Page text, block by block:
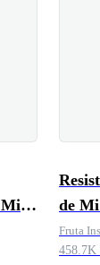
Mi
de
Fruta
458.7K